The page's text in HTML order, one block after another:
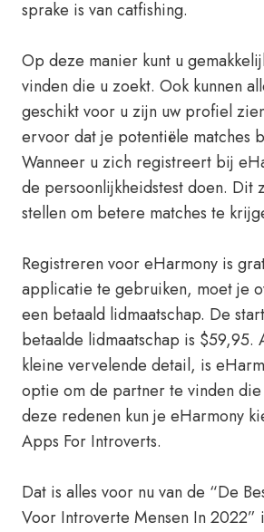
sprake is van catfishing.
Op deze manier kunt u
vinden die u zoekt. Ook kunnen
geschikt voor u zijn uw profiel
ervoor dat je potentiële matches
Wanneer u zich registreert bij
de persoonlijkheidstest doen. Dit
stellen om betere matches te
Registreren voor eHarmony is
applicatie te gebruiken, moet je
een betaald lidmaatschap. De
betaalde lidmaatschap is $59,95.
kleine vervelende detail, is
optie om de partner te vinden
deze redenen kun je eHarmony
Apps For Introverts.
Dat is alles voor nu van de “De
Voor Introverte Mensen In 2022”